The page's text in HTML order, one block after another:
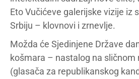
Eto Vučićeve galerijske vizije iz
Srbiju – klovnovi i zrnevlje.
Možda će Sjedinjene Države
košmara – nastalog na
(glasača za republikanskog